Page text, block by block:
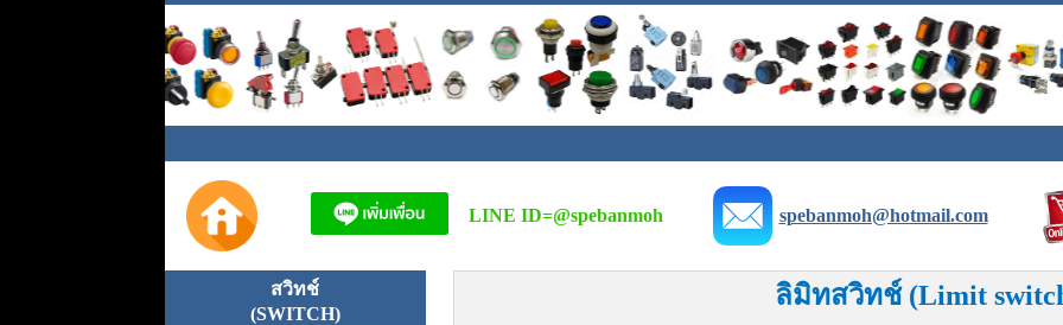
LINE ID=@spebanmoh spebanmoh@hotmail.com
สวิทช์
(SWITCH)
ลิมิทสวิทช์ (Limit